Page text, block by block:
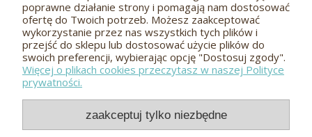
Pomoc
O nas
Płatności i dostawa
Kontakt
poprawne działanie strony i pomagają nam dostosować
ofertę do Twoich potrzeb. Możesz zaakceptować
wykorzystanie przez nas wszystkich tych plików i
przejść do sklepu lub dostosować użycie plików do
swoich preferencji, wybierając opcję "Dostosuj zgody".
Więcej o plikach cookies przeczytasz w naszej Polityce
prywatności.
zaakceptuj tylko niezbędne